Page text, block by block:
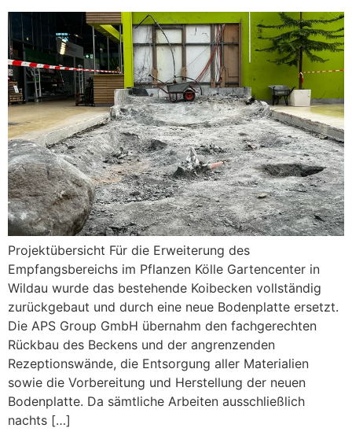
Projektübersicht Für die Erweiterung des
Empfangsbereichs im Pflanzen Kölle Gartencenter in
Wildau wurde das bestehende Koibecken vollständig
zurückgebaut und durch eine neue Bodenplatte ersetzt.
Die APS Group GmbH übernahm den fachgerechten
Rückbau des Beckens und der angrenzenden
Rezeptionswände, die Entsorgung aller Materialien
sowie die Vorbereitung und Herstellung der neuen
Bodenplatte. Da sämtliche Arbeiten ausschließlich
nachts […]